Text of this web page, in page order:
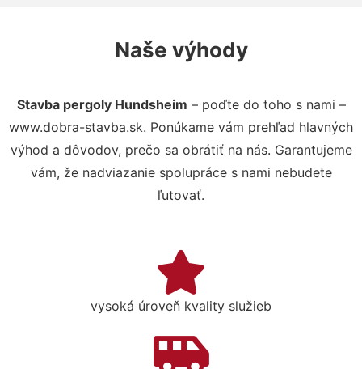
Naše výhody
Stavba pergoly Hundsheim – poďte do toho s nami –
www.dobra-stavba.sk. Ponúkame vám prehľad hlavných
výhod a dôvodov, prečo sa obrátiť na nás. Garantujeme
vám, že nadviazanie spolupráce s nami nebudete
ľutovať.
vysoká úroveň kvality služieb